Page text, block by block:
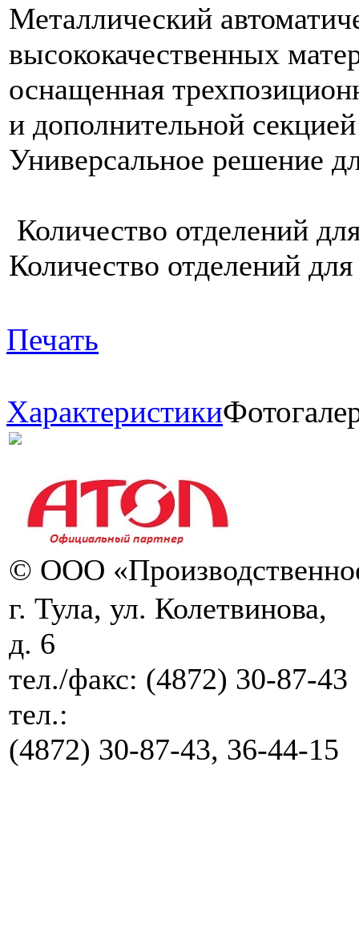
Металлический
высококачественных
оснащенная
и дополнительной
Универсальное решение
Количество отделений
Количество отделений
Печать
Характеристики
© ООО
г. Тула, ул. Колетвинова,
д. 6
тел./факс: (4872) 30-87-43
тел.:
(4872) 30-87-43, 36-44-15